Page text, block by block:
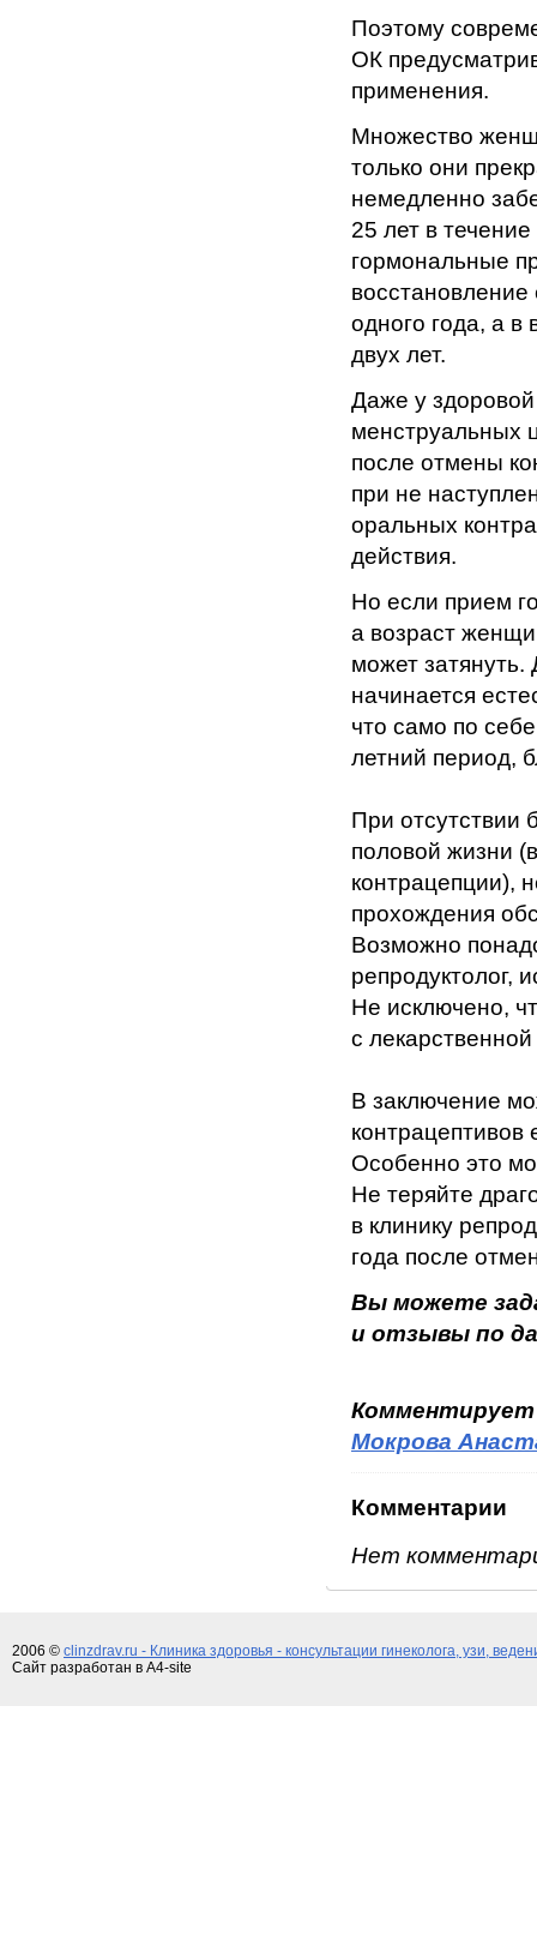
Поэтому
ОК
применения.
Множество
только они
немедленно
25 лет в
гормональные
одного года, а в
двух лет.
Даже у
менструальных
после отмены
при не
оральных
действия.
Но если прием
а возраст
может
начинается
что само по
летний период,
При отсутствии
половой жизни
контрацепции),
прохождения
Возможно
репродуктолог,
Не исключено,
с
В заключение
контрацептивов
Особенно это
Не теряйте
в клинику
года после
Вы можете
и отзывы по
Мокрова
Комментарии
Нет
2006 © clinzdrav.ru - Клиника здоровья - консультации гинеколога, узи,
Сайт разработан в A4-site